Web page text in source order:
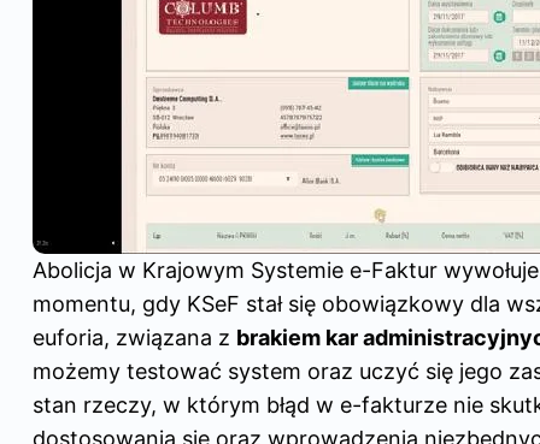
Abolicja w Krajowym Systemie e-Faktur
momentu, gdy KSeF stał się obowiązkowy dla
euforia, związana z brakiem kar
możemy testować system oraz uczyć się jego
stan rzeczy, w którym błąd w e-fakturze nie
dostosowania się oraz wprowadzenia